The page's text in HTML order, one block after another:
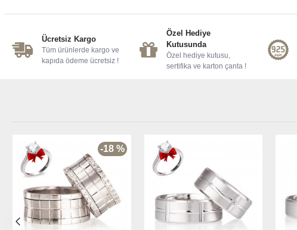
Ücretsiz Kargo
Tüm ürünlerde kargo ve
kapıda ödeme ücretsiz !
Özel Hediye
Kutusunda
Özel hediye kutusu,
sertifika ve karton çanta !
-18 %